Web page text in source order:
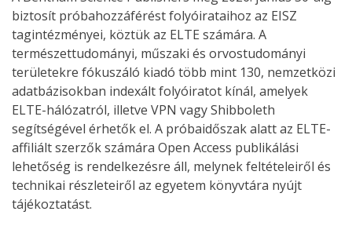
biztosít próbahozzáférést folyóirataihoz az EISZ
tagintézményei, köztük az ELTE számára. A
természettudományi, műszaki és orvostudományi
területekre fókuszáló kiadó több mint 130, nemzetközi
adatbázisokban indexált folyóiratot kínál, amelyek
ELTE-hálózatról, illetve VPN vagy Shibboleth
segítségével érhetők el. A próbaidőszak alatt az ELTE-
affiliált szerzők számára Open Access publikálási
lehetőség is rendelkezésre áll, melynek feltételeiről és
technikai részleteiről az egyetem könyvtára nyújt
tájékoztatást.